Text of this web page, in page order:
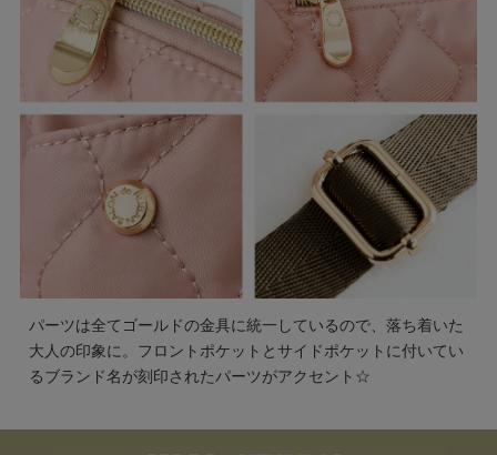
パーツは全てゴールドの金具に統一しているので、落ち着いた
大人の印象に。フロントポケットとサイドポケットに付いてい
るブランド名が刻印されたパーツがアクセント☆